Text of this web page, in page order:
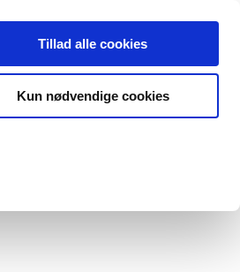
Tillad alle cookies
Kun nødvendige cookies
KONTAKT OS